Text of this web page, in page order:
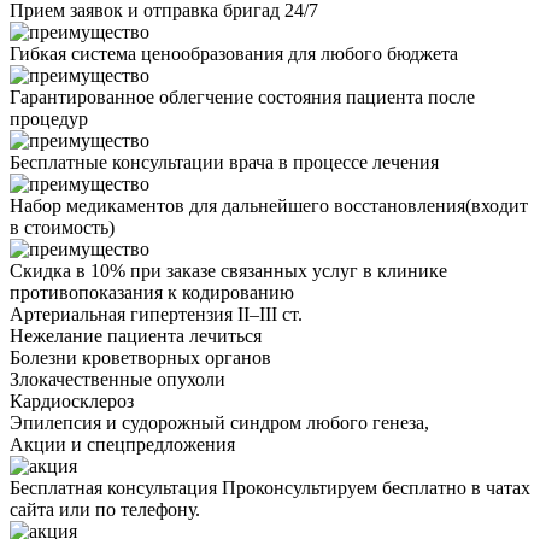
Прием заявок и отправка бригад 24/7
Гибкая система ценообразования для любого бюджета
Гарантированное облегчение состояния пациента после
процедур
Бесплатные консультации врача в процессе лечения
Набор медикаментов для дальнейшего восстановления(входит
в стоимость)
Скидка в 10% при заказе связанных услуг в клинике
противопоказания к кодированию
Артериальная гипертензия II–III ст.
Нежелание пациента лечиться
Болезни кроветворных органов
Злокачественные опухоли
Кардиосклероз
Эпилепсия и судорожный синдром любого генеза,
Акции и спецпредложения
Бесплатная консультация Проконсультируем бесплатно в чатах
сайта или по телефону.